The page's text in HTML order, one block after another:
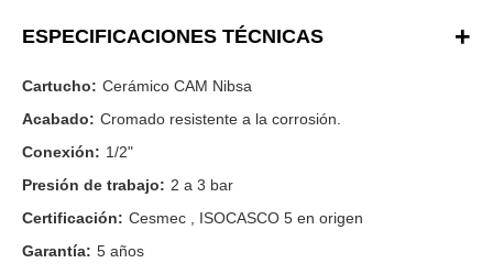
ESPECIFICACIONES TÉCNICAS
Cartucho: Cerámico CAM Nibsa
Acabado: Cromado resistente a la corrosión.
Conexión: 1/2"
Presión de trabajo: 2 a 3 bar
Certificación: Cesmec , ISOCASCO 5 en origen
Garantía: 5 años